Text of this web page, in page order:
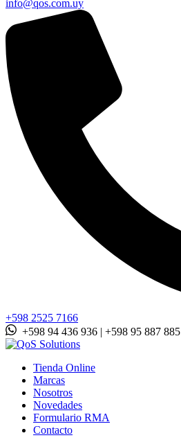
info@qos.com.uy
+598 2525 7166
+598 94 436 936 | +598 95 887 885
QoS Solutions
Tienda Online
Marcas
Nosotros
Novedades
Formulario RMA
Contacto